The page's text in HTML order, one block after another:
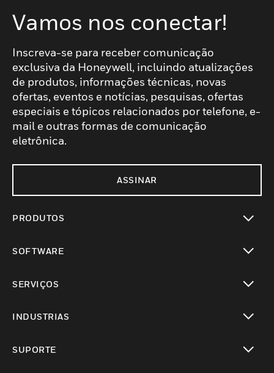
Vamos nos conectar!
Inscreva-se para receber comunicação
exclusiva da Honeywell, incluindo atualizações
de produtos, informações técnicas, novas
ofertas, eventos e notícias, pesquisas, ofertas
especiais e tópicos relacionados por telefone, e-
mail e outras formas de comunicação
eletrônica.
ASSINAR
PRODUTOS
SOFTWARE
SERVIÇOS
INDUSTRIAS
SUPORTE